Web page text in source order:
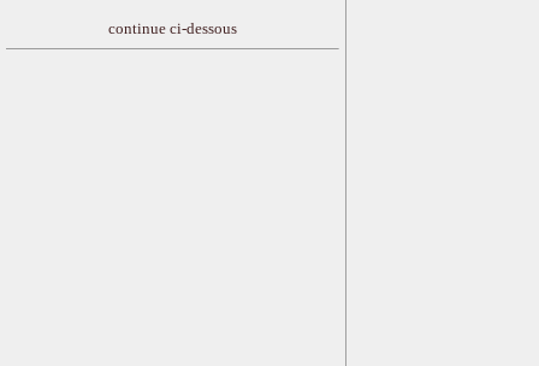
continue ci-dessous